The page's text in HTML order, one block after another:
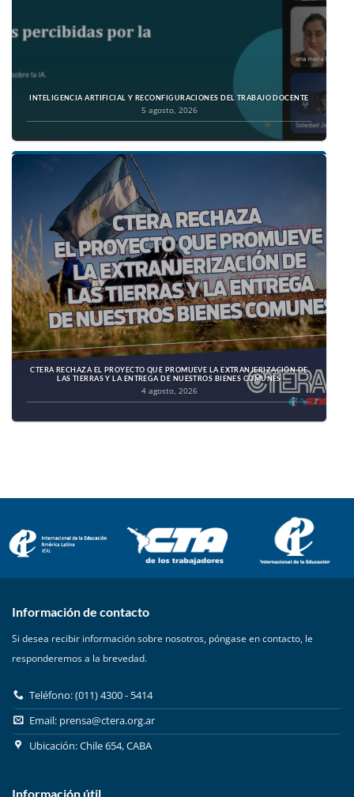
INTELIGENCIA ARTIFICIAL Y RECONFIGURACIONES DEL TRABAJO DOCENTE
5 agosto, 2026
CTERA RECHAZA EL PROYECTO QUE PROMUEVE LA EXTRANJERIZACIÓN DE
LAS TIERRAS Y LA ENTREGA DE NUESTROS BIENES COMUNES
4 agosto, 2026
Información de contacto
Si desea recibir información sobre nosotros, póngase en contacto, le
responderemos a la brevedad.
Teléfono: (011) 4300 - 5414
Email: prensa@ctera.org.ar
Ubicación: Chile 654, CABA
Información útil